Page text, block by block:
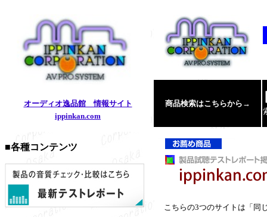
オーディオ逸品館 情報サイト
ippinkan.com
■各種コンテンツ
商品検索はこちらから→
こちらの3つのサイトは「同